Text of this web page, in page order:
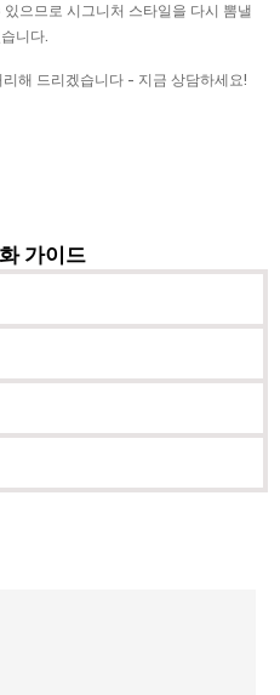
으므로 시그니처 스타일을 다시 뽐낼
니다.
해 드리겠습니다 - 지금 상담하세요!
가이드